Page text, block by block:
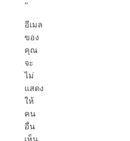
”
อีเมล
ของ
คุณ
จะ
ไม่
แสดง
ให้
คน
อื่น
เห็น